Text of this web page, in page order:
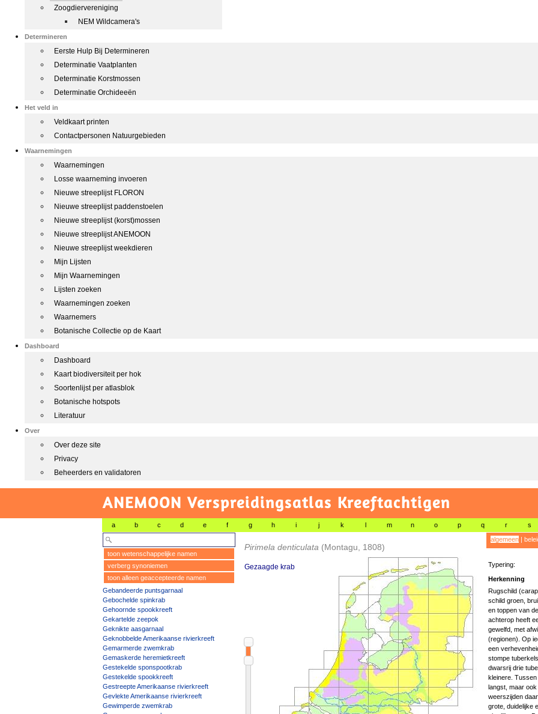
Zoogdiervereniging
NEM Wildcamera's
Determineren
Eerste Hulp Bij Determineren
Determinatie Vaatplanten
Determinatie Korstmossen
Determinatie Orchideeën
Het veld in
Veldkaart printen
Contactpersonen Natuurgebieden
Waarnemingen
Waarnemingen
Losse waarneming invoeren
Nieuwe streeplijst FLORON
Nieuwe streeplijst paddenstoelen
Nieuwe streeplijst (korst)mossen
Nieuwe streeplijst ANEMOON
Nieuwe streeplijst weekdieren
Mijn Lijsten
Mijn Waarnemingen
Lijsten zoeken
Waarnemingen zoeken
Waarnemers
Botanische Collectie op de Kaart
Dashboard
Dashboard
Kaart biodiversiteit per hok
Soortenlijst per atlasblok
Botanische hotspots
Literatuur
Over
Over deze site
Privacy
Beheerders en validatoren
ANEMOON Verspreidingsatlas Kreeftachtigen
a b c d e f g h i j k l m n o p q r s
toon wetenschappelijke namen
verberg synoniemen
toon alleen geaccepteerde namen
Gebandeerde puntsgarnaal
Gebochelde spinkrab
Gehoornde spookkreeft
Gekartelde zeepok
Geknikte aasgarnaal
Geknobbelde Amerikaanse rivierkreeft
Gemarmerde zwemkrab
Gemaskerde heremietkreeft
Gestekelde sponspootkrab
Gestekelde spookkreeft
Gestreepte Amerikaanse rivierkreeft
Gevlekte Amerikaanse rivierkreeft
Gewimperde zwemkrab
Pirimela denticulata (Montagu, 1808)
Gezaagde krab
algemeen|
Typering:
Herkenning
Rugschild
schild groen,
en toppen van
achterop heeft
gewelfd, met
(regionen). Op
een
stompe
dwarsrij drie
kleinere.
langst, maar
weerszijden
grote, duidelijke